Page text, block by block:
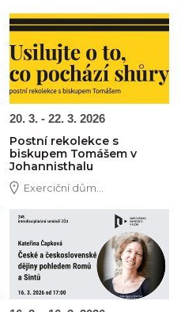
Obrázek novinky
20. 3. - 22. 3. 2026
Postní rekolekce s
biskupem Tomášem v
Johannisthalu
Exerciční dům...
Obrázek novinky